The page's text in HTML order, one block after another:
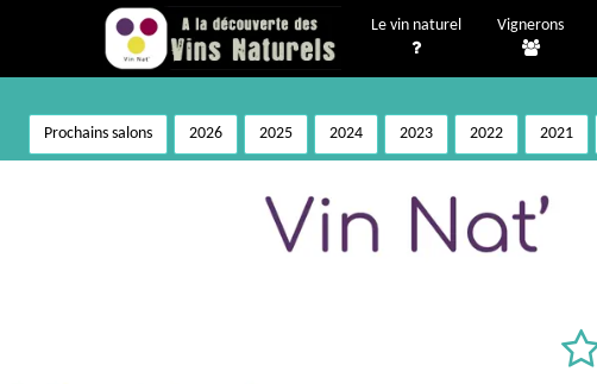
Le vin naturel Vignerons
Prochains salons 2026 2025 2024 2023 2022 2021